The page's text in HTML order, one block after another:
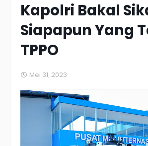
Kapolri Bakal
Siapapun Yang
TPPO
Mei 31, 2023